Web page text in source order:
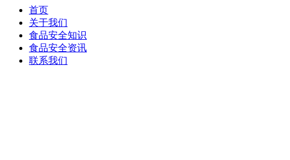
首页
关于我们
食品安全知识
食品安全资讯
联系我们